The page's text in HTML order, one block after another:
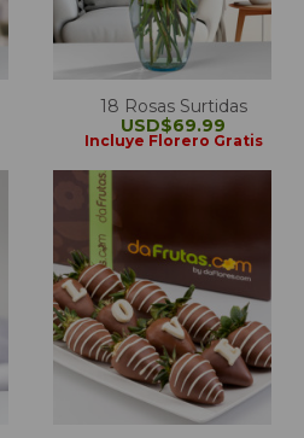
18 Rosas Surtidas
USD$69.99
Incluye Florero Gratis